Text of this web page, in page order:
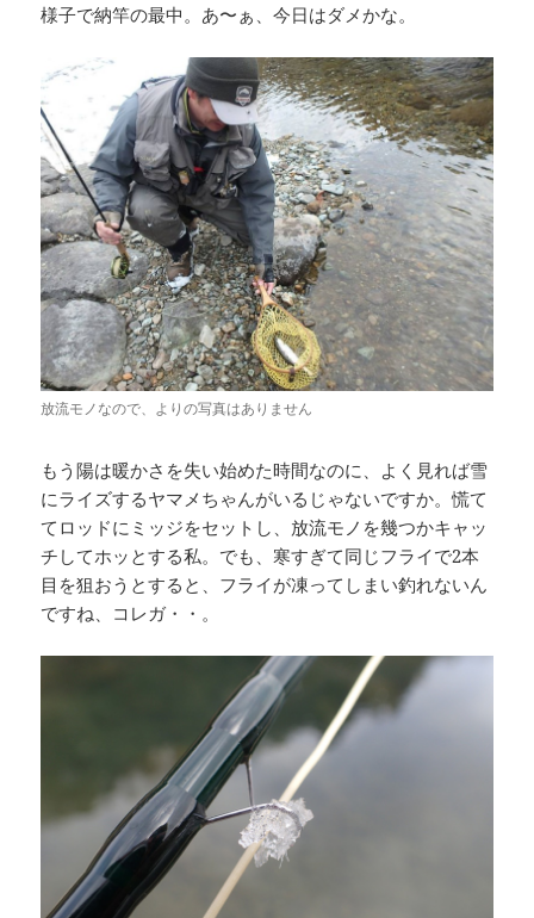
様子で納竿の最中。あ〜ぁ、今日はダメかな。
放流モノなので、よりの写真はありません
もう陽は暖かさを失い始めた時間なのに、よく見れば雪
にライズするヤマメちゃんがいるじゃないですか。慌て
てロッドにミッジをセットし、放流モノを幾つかキャッ
チしてホッとする私。でも、寒すぎて同じフライで2本
目を狙おうとすると、フライが凍ってしまい釣れないん
ですね、コレガ・・。